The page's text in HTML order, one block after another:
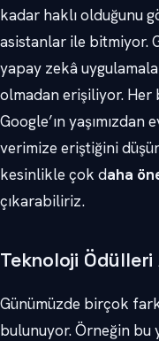
kadar haklı olduğunu
asistanlar ile bitmiyor.
yapay zekâ
olmadan erişiliyor. Her
Google’ın yaşımızdan
verimize eriştiğini
kesinlikle çok daha
çıkarabiliriz.
Teknoloji Ödülleri
Günümüzde birçok
bulunuyor. Örneğin bu